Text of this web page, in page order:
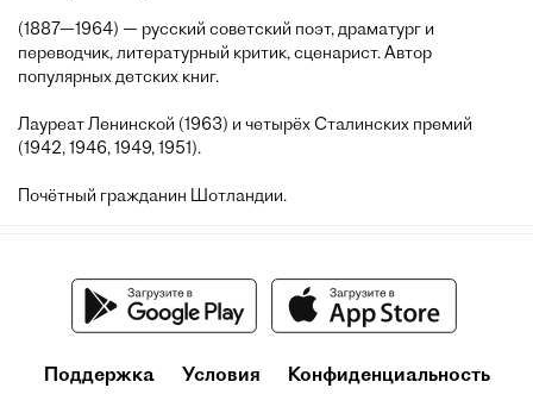
(1887—1964) — русский советский поэт, драматург и
переводчик, литературный критик, сценарист. Автор
популярных детских книг.
Лауреат Ленинской (1963) и четырёх Сталинских премий
(1942, 1946, 1949, 1951).
Почётный гражданин Шотландии.
Поддержка Условия Конфиденциальность